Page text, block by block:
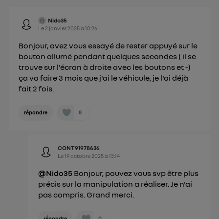
Nido35
Le 2 janvier 2025à10:26
Bonjour, avez vous essayé de rester appuyé sur le
bouton allumé pendant quelques secondes ( il se
trouve sur l'écran à droite avec les boutons et -)
ça va faire 3 mois que j'ai le véhicule, je l'ai déjà
fait 2 fois.
répondre 8
CONT91978636
Le19 octobre 2025à13:14
@Nido35 Bonjour, pouvez vous svp être plus
précis sur la manipulation a réaliser. Je n'ai
pas compris. Grand merci.
uniquement sur la navigation de l'utilisateur du mobile.
Vous pouvez à tout moment retirer ce
consentement surle portail d’Utiq("
") ou via la page « gérer Utiq » en bas de ce site.
Pour plus d'informations, veuillez consulter la
Politique d'information sur les données